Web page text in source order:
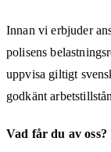
Innan vi erbjuder
polisens
uppvisa giltigt
godkänt
Vad får du av oss?